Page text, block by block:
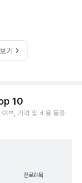
기
10
부, 가격 및 비용 등을
진료과목